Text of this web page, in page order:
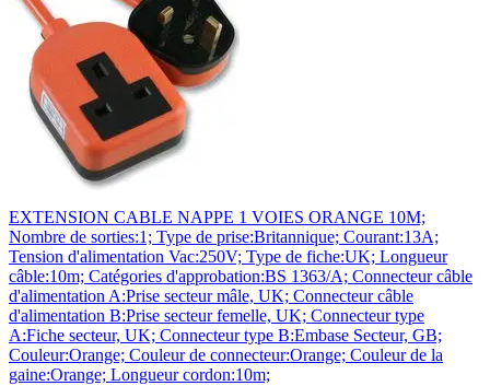
EXTENSION CABLE NAPPE 1 VOIES ORANGE 10M;
Nombre de sorties:1; Type de prise:Britannique; Courant:13A;
Tension d'alimentation Vac:250V; Type de fiche:UK; Longueur
câble:10m; Catégories d'approbation:BS 1363/A; Connecteur câble
d'alimentation A:Prise secteur mâle, UK; Connecteur câble
d'alimentation B:Prise secteur femelle, UK; Connecteur type
A:Fiche secteur, UK; Connecteur type B:Embase Secteur, GB;
Couleur:Orange; Couleur de connecteur:Orange; Couleur de la
gaine:Orange; Longueur cordon:10m;